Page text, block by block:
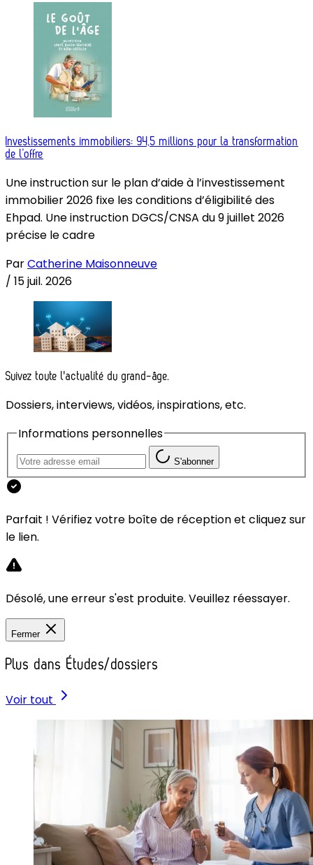
Investissements immobiliers: 94,5 millions pour la transformation
de l’offre
Une instruction sur le plan d’aide à l’investissement
immobilier 2026 fixe les conditions d’éligibilité des
Ehpad. Une instruction DGCS/CNSA du 9 juillet 2026
précise le cadre
ParCatherine Maisonneuve
/ 15 juil. 2026
Suivez toute l'actualité du grand-âge.
Dossiers, interviews, vidéos, inspirations, etc.
Informations personnelles
S'abonner
Parfait ! Vérifiez votre boîte de réception et cliquez sur
le lien.
Désolé, une erreur s'est produite. Veuillez réessayer.
Fermer
Plus dans Études/dossiers
Voir tout